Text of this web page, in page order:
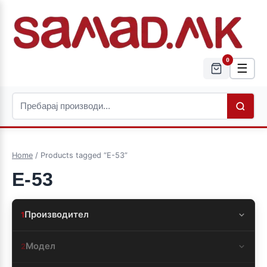
0
☰
Home / Products tagged “E-53”
E-53
1Производител
2Модел